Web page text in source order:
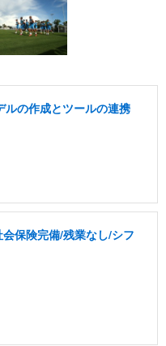
の作成とツールの連携
保険完備/残業なし/シフ